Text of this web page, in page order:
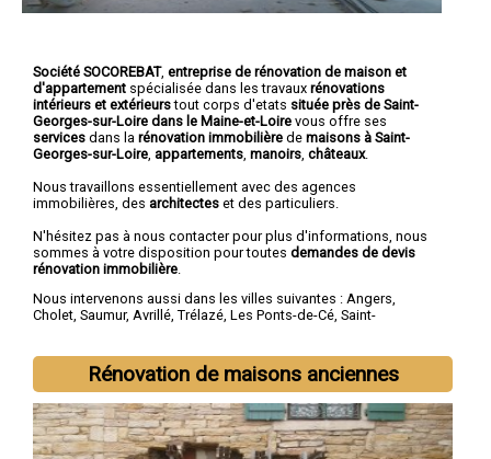
Société SOCOREBAT, entreprise de rénovation de maison et
d'appartement spécialisée dans les travaux rénovations
intérieurs et extérieurstout corps d'etats située près de Saint-
Georges-sur-Loire dans le Maine-et-Loire vous offre ses
services dans la rénovation immobilière de maisons à Saint-
Georges-sur-Loire appartements manoirs châteaux.
Nous travaillons essentiellement avec des agences
immobilières, des architectes et des particuliers.
N'hésitez pas à nous contacter pour plus d'informations, nous
sommes à votre disposition pour toutes demandes de devis
rénovation immobilière
Nous intervenons aussi dans les villes suivantes : Angers,
Cholet, Saumur, Avrillé, Trélazé, Les Ponts-de-Cé, Saint-
Rénovation de maisons anciennes